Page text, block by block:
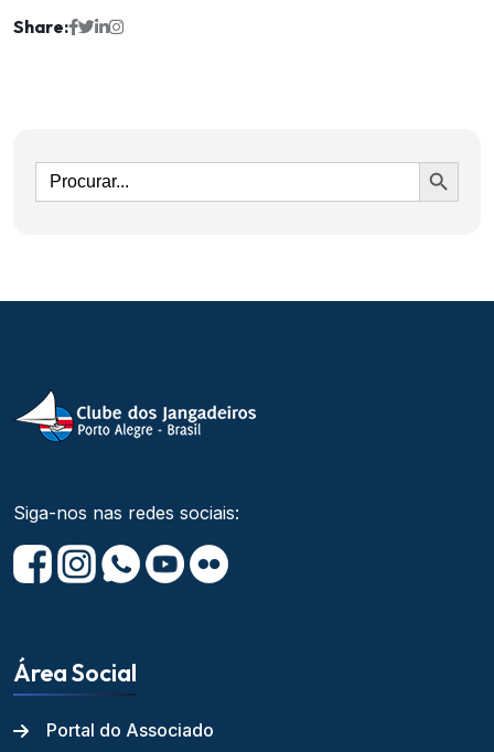
Share:
Ir
Siga-nos nas redes sociais:
Área Social
Portal do Associado